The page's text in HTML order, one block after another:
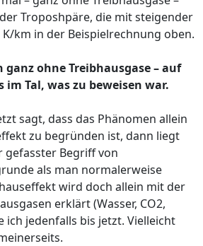
Troposhpäre, die mit steigender
km in der Beispielrechnung oben.
ganz ohne Treibhausgase – auf
im Tal, was zu beweisen war.
sagt, dass das Phänomen allein
zu begründen ist, dann liegt
gefasster Begriff von
als man normalerweise
wird doch allein mit der
erklärt (Wasser, CO2,
ich jedenfalls bis jetzt. Vielleicht